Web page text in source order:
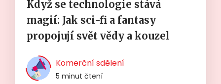
Když se technologie stává
magií: Jak sci-fi a fantasy
propojují svět vědy a kouzel
Komerční sdělení
5 minut čtení